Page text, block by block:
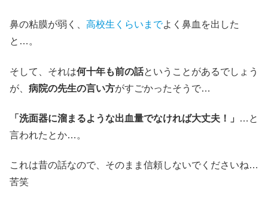
鼻の粘膜が弱く、 高校生くらいまでよく鼻血を出した
と…。
そして、それは何十年も前の話ということがあるでしょう
が、 病院の先生の言い方がすごかったそうで…
「洗面器に溜まるような出血量でなければ大丈夫！」
…と
言われたとか…。
これは昔の話なので、そのまま信頼しないでくださいね…
苦笑